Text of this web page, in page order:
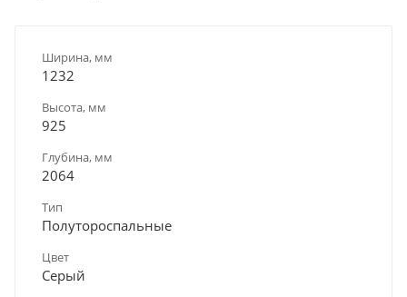
Ширина, мм
1232
Высота, мм
925
Глубина, мм
2064
Тип
Полутороспальные
Цвет
Серый